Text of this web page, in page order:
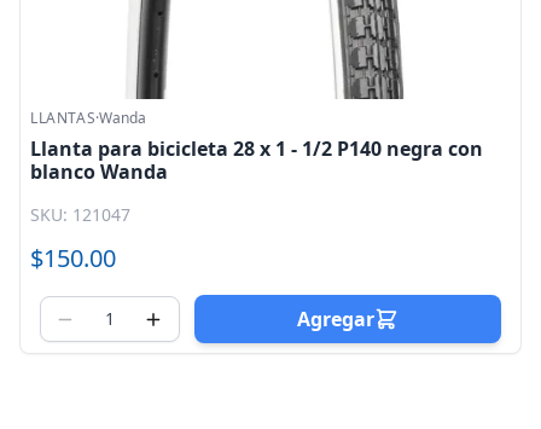
LLANTAS·Wanda
Llanta para bicicleta 28 x 1 - 1/2 P140 negra con
blanco Wanda
SKU: 121047
$150.00
Agregar